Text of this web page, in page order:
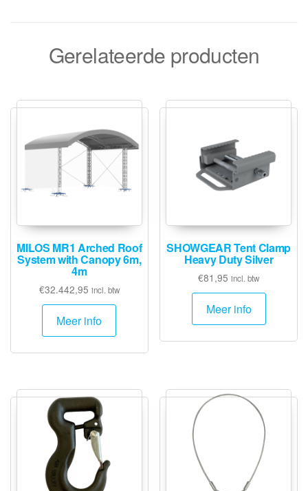
Gerelateerde producten
MILOS MR1 Arched Roof
System with Canopy 6m,
4m
€32.442,95 incl. btw
Meer info
SHOWGEAR Tent Clamp
Heavy Duty Silver
€81,95 incl. btw
Meer info